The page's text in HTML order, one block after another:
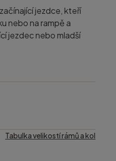
jezdce, kteří
nebo na rampě a
jezdec nebo mladší
Tabulka velikostí rámů a kol